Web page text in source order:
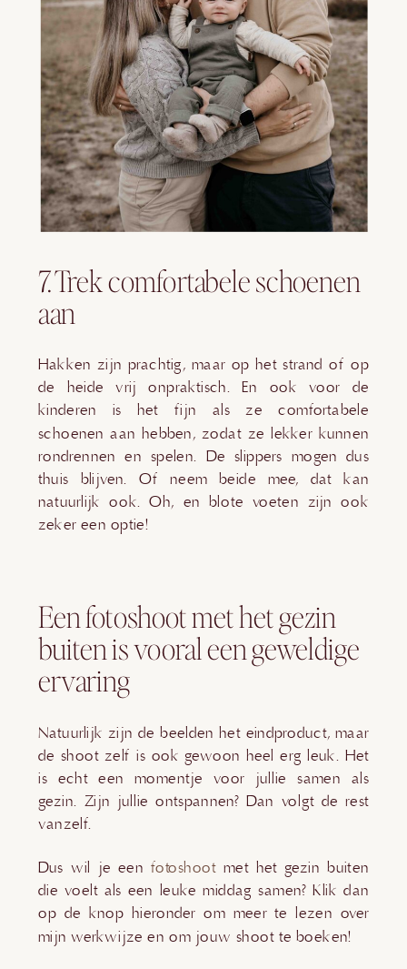
7. Trek comfortabele schoenen
aan
Hakken zijn prachtig, maar op het strand of op
de heide vrij onpraktisch. En ook voor de
kinderen is het fijn als ze comfortabele
schoenen aan hebben, zodat ze lekker kunnen
rondrennen en spelen. De slippers mogen dus
thuis blijven. Of neem beide mee, dat kan
natuurlijk ook. Oh, en blote voeten zijn ook
zeker een optie!
Een fotoshoot met het gezin
buiten is vooral een geweldige
ervaring
Natuurlijk zijn de beelden het eindproduct, maar
de shoot zelf is ook gewoon heel erg leuk. Het
is echt een momentje voor jullie samen als
gezin. Zijn jullie ontspannen? Dan volgt de rest
vanzelf.
Dus wil je een fotoshootmet het gezin buiten
die voelt als een leuke middag samen? Klik dan
op de knop hieronder om meer te lezen over
mijn werkwijze en om jouw shoot te boeken!